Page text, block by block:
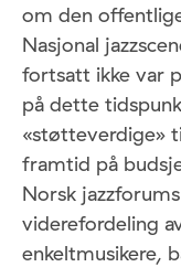
om den
Nasjonal
fortsatt ikke var
på dette
«støtteverdige»
framtid på
Norsk
viderefordeling
enkeltmusikere,